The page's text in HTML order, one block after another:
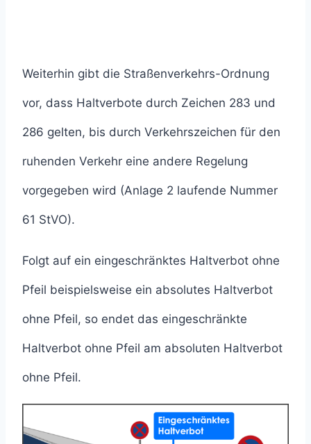
Weiterhin gibt die Straßenverkehrs-Ordnung
vor, dass Haltverbote durch Zeichen 283 und
286 gelten, bis durch Verkehrszeichen für den
ruhenden Verkehr eine andere Regelung
vorgegeben wird (Anlage 2 laufende Nummer
61 StVO).
Folgt auf ein eingeschränktes Haltverbot ohne
Pfeil beispielsweise ein absolutes Haltverbot
ohne Pfeil, so endet das eingeschränkte
Haltverbot ohne Pfeil am absoluten Haltverbot
ohne Pfeil.